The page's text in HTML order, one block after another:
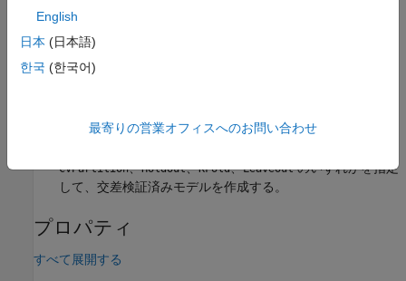
RegressionPartitionedNeuralNetwork
法で作成できます。
オブジェクト関数
CVPartition、Holdout、KFold、Leaveoutのいずれかを指定
して、交差検証済みモデルを作成する。
プロパティ
すべて展開する
English
日本 (日本語)
한국 (한국어)
最寄りの営業オフィスへのお問い合わせ